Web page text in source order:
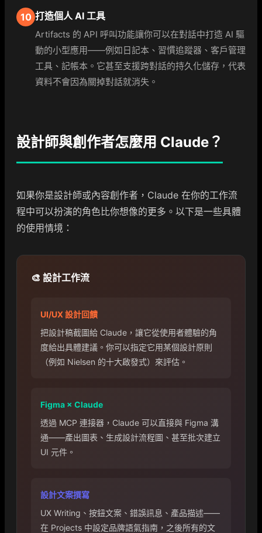
10 打造個人 AI 工具
Artifacts 的 API 呼叫功能讓你可以在對話中打造 AI 驅
動的小型應用——例如日記本、習慣追蹤器、客戶管理
工具、記帳本。它甚至支援跨對話的持久化儲存，代表
資料不會因為關掉對話就消失。
設計師與創作者怎麼用 Claude？
如果你是設計師或內容創作者，Claude 在你的工作流
程中可以扮演的角色比你想像的更多。以下是一些具體
的使用情境：
🎨 設計工作流
UI/UX 設計回饋
把設計稿截圖給 Claude，讓它從使用者體驗的角
度給出具體建議。你可以指定它用某個設計原則
（例如 Nielsen 的十大啟發式）來評估。
Figma × Claude
透過 MCP 連接器，Claude 可以直接與 Figma 溝
通——產出圖表、生成設計流程圖、甚至批次建立
UI 元件。
設計文案撰寫
UX Writing、按鈕文案、錯誤訊息、產品描述——
在 Projects 中設定品牌語氣指南，之後所有的文